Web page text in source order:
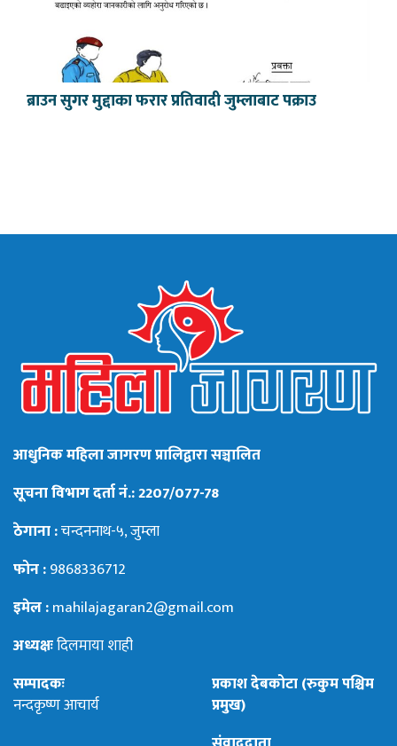
ब्राउन सुगर मुद्दाका फरार प्रतिवादी जुम्लाबाट पक्राउ
आधुनिक महिला जागरण प्रालिद्वारा सञ्चालित
सूचना विभाग दर्ता नं.: 2207/077-78
ठेगाना :चन्दननाथ-५, जुम्ला
फोन :9868336712
इमेल :mahilajagaran2@gmail.com
अध्यक्षःदिलमाया शाही
सम्पादकः
नन्दकृष्ण आचार्य
प्रकाश देबकोटा (रुकुम पश्चिम
प्रमुख)